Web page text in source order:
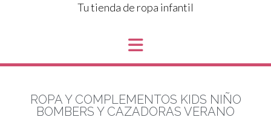
Tu tienda de ropa infantil
ROPA Y COMPLEMENTOS KIDS NIÑO
BOMBERS Y CAZADORAS VERANO